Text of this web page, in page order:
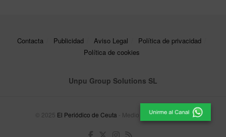
Contacta Publicidad Aviso Legal
Política de privacidad
Política de cookies
Unpu Group Solutions SL
© 2025 El Periódico de Ceuta - Medio de Comunicación